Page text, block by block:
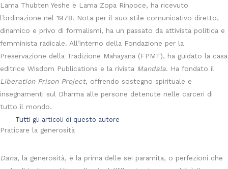
Lama Thubten Yeshe e Lama Zopa Rinpoce, ha ricevuto
l’ordinazione nel 1978. Nota per il suo stile comunicativo diretto,
dinamico e privo di formalismi, ha un passato da attivista politica e
femminista radicale. All’interno della Fondazione per la
Preservazione della Tradizione Mahayana (FPMT), ha guidato la casa
editrice Wisdom Publications e la rivista Mandala. Ha fondato il
Liberation Prison Project, offrendo sostegno spirituale e
insegnamenti sul Dharma alle persone detenute nelle carceri di
tutto il mondo.
Tutti gli articoli di questo autore
Praticare la generosità
Dana, la generosità, è la prima delle sei paramita, o perfezioni che